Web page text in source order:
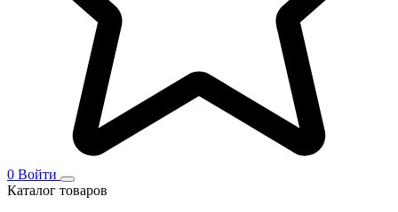
0 Войти
Каталог товаров